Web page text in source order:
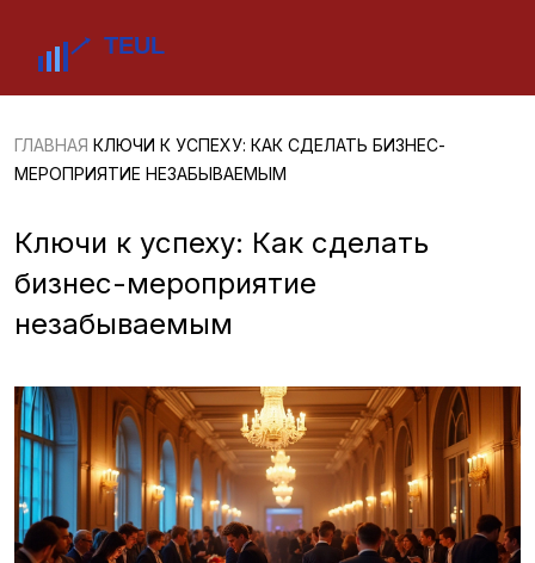
ГЛАВНАЯ КЛЮЧИ К УСПЕХУ: КАК СДЕЛАТЬ БИЗНЕС-
МЕРОПРИЯТИЕ НЕЗАБЫВАЕМЫМ
Ключи к успеху: Как сделать
бизнес-мероприятие
незабываемым